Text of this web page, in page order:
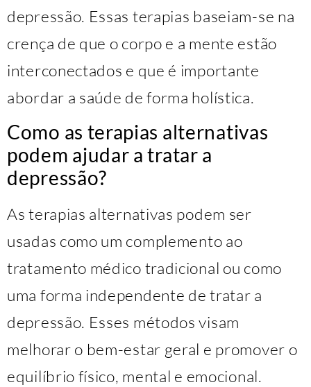
depressão. Essas terapias baseiam-se na
crença de que o corpo e a mente estão
interconectados e que é importante
abordar a saúde de forma holística.
Como as terapias alternativas
podem ajudar a tratar a
depressão?
As terapias alternativas podem ser
usadas como um complemento ao
tratamento médico tradicional ou como
uma forma independente de tratar a
depressão. Esses métodos visam
melhorar o bem-estar geral e promover o
equilíbrio físico, mental e emocional.